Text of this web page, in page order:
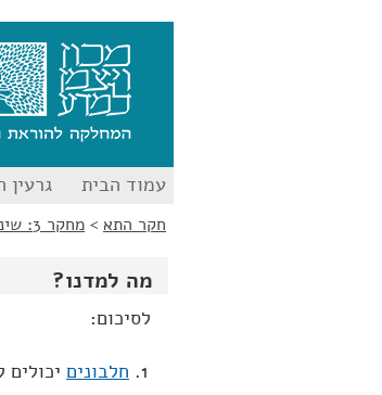
עמוד הבית גרעין
חקר התא > מחקר 3: שינוי גורלי
מה למדנו?
לסיכום:
חלבונים